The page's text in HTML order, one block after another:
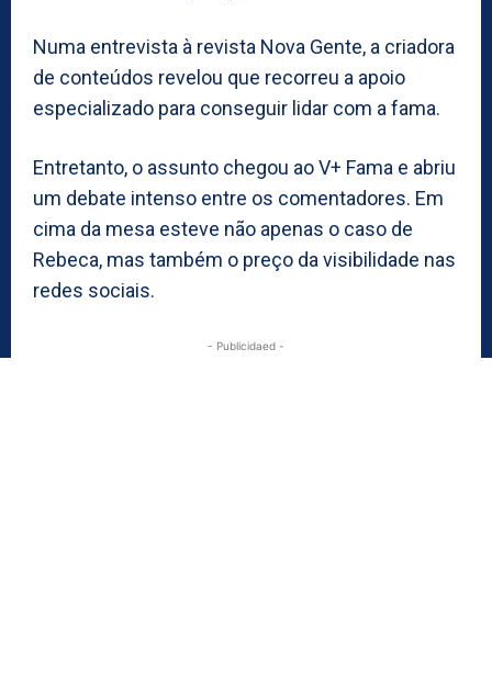
Numa entrevista à revista Nova Gente, a criadora
de conteúdos revelou que recorreu a apoio
especializado para conseguir lidar com a fama.
Entretanto, o assunto chegou ao V+ Fama e abriu
um debate intenso entre os comentadores. Em
cima da mesa esteve não apenas o caso de
Rebeca, mas também o preço da visibilidade nas
redes sociais.
- Publicidaed -